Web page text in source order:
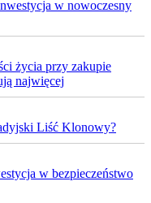
w nowoczesny
życia przy zakupie
najwięcej
Liść Klonowy?
w bezpieczeństwo